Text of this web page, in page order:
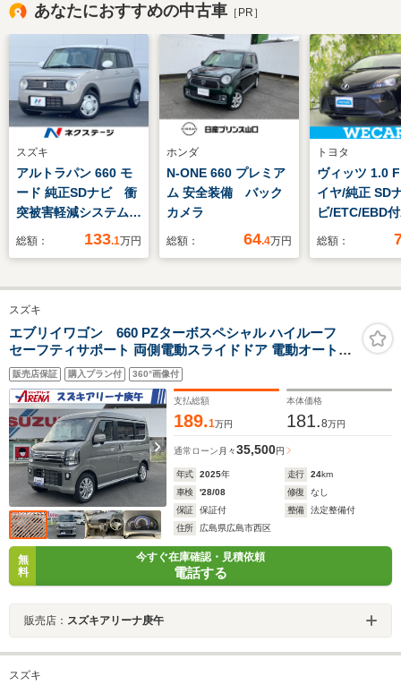
あなたにおすすめの中古車 ［PR］
スズキ
アルトラパン 660 モ
ード 純正SDナビ 衝
突被害軽減システム
ドラレコ コーナーセ
逸脱警報 オートライ
ト オートエアコン
Bluetooth CD
DVD再生 フルセグ
総額： 133.1万円
ホンダ
N-ONE 660 プレミア
ム 安全装備 バック
カメラ
総額： 64.4万円
トヨタ
ヴィッツ 1.0
イヤ/純正 SD
ビ/ETC/EBD
上波デジタル
突安全ボディ/
エントリー/パ
テアリング
総額：
スズキ
エブリイワゴン 660 PZターボスペシャル ハイルーフ
セーフティサポート 両側電動スライドドア 電動オートス
テップ オーバーヘッドシェルフ オートライト オートエア
コン USB電源ソケット チルトステアリング 助手席シー
トバックテーブル 運転席シートヒーター
販売店保証 購入プラン付 360°画像付
支払総額
189.1万円
本体価格
181.8万円
通常ローン 月々35,500円
年式 2025年 走行 24km
車検
'28/08 修復
なし
保証
保証付 整備
法定整備付
住所
広島県広島市西区
無
料
今すぐ在庫確認・見積依頼
電話する
販売店： スズキアリーナ庚午
スズキ